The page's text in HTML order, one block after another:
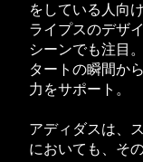
をしている人向
ライプスのデザ
シーンでも注目
タートの瞬間か
力をサポート。
アディダスは、
においても、そ